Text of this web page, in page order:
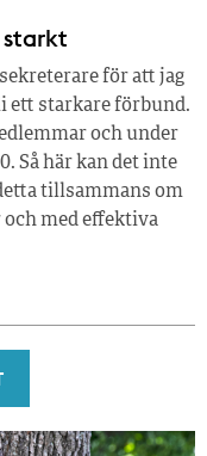
starkt
för att jag
ett starkare förbund.
och under
Så här kan det inte
tillsammans om
med effektiva